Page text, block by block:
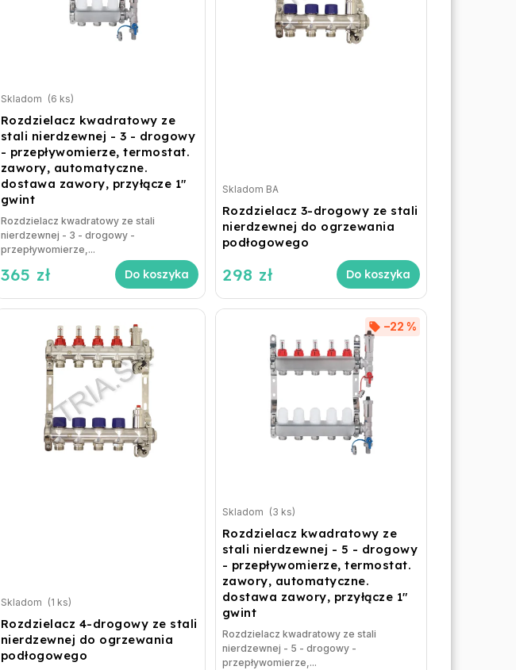
Rozdzielacz kwadratowy ze
stali nierdzewnej - 3 - drogowy
- przepływomierze, termostat.
zawory, automatyczne.
dostawa zawory, przyłącze 1"
gwint
Skladom (6 ks)
365 zł Do koszyka
Rozdzielacz kwadratowy ze stali
nierdzewnej - 3 - drogowy -
przepływomierze,...
Rozdzielacz 3-drogowy ze stali
nierdzewnej do ogrzewania
podłogowego
Skladom BA
298 zł Do koszyka
Rozdzielacz 4-drogowy ze stali
nierdzewnej do ogrzewania
podłogowego
Skladom (1 ks)
Rozdzielacz kwadratowy ze
stali nierdzewnej - 5 - drogowy
- przepływomierze, termostat.
zawory, automatyczne.
dostawa zawory, przyłącze 1"
gwint
–22 %
Skladom (3 ks)
Rozdzielacz kwadratowy ze stali
nierdzewnej - 5 - drogowy -
przepływomierze,...